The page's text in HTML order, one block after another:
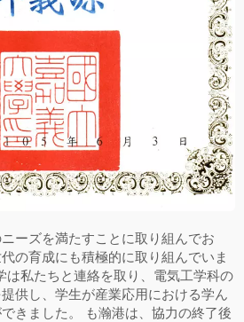
ーズを満たすことに取り組んでお
の育成にも積極的に取り組んでいま
は私たちと連絡を取り、電気工学科の
供し、学生が産業応用における学ん
きました。 も瀚港は、協力の終了後